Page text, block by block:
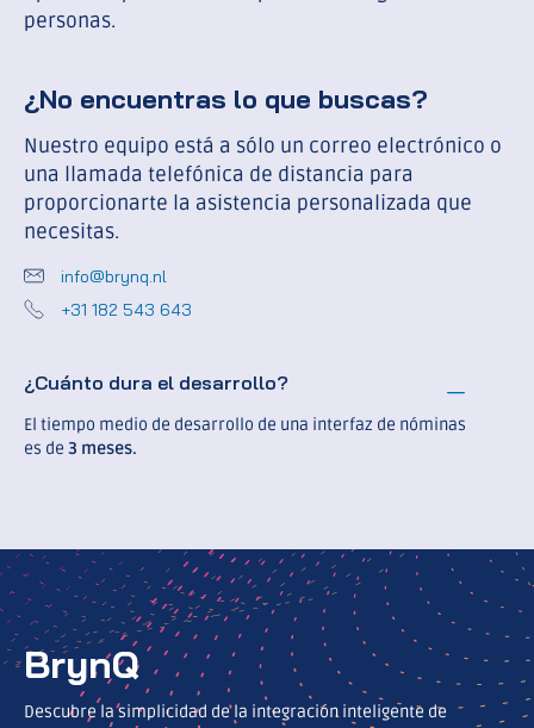
personas.
¿No encuentras lo que buscas?
Nuestro equipo está a sólo un correo electrónico o
una llamada telefónica de distancia para
proporcionarte la asistencia personalizada que
necesitas.
info@brynq.nl
+31 182 543 643
¿Cuánto dura el desarrollo?
El tiempo medio de desarrollo de una interfaz de nóminas
es de 3 meses.
BrynQ
Descubre la simplicidad de la integración inteligente de